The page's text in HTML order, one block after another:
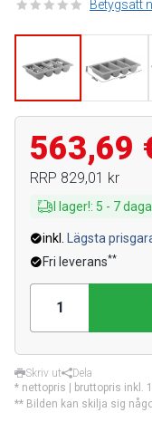
Betygsätt
563,69
RRP 829,01 kr
I lager!: 5 - 7
inkl.
Lägsta
Fri leverans**
Skriv ut
Dela
* nettopris | bruttopris inkl.
** Bilden kan skilja sig